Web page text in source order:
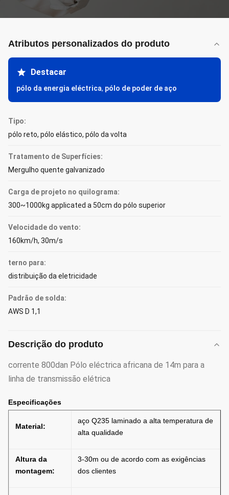
Atributos personalizados do produto
Destacar
pólo da energia eléctrica, pólo de poder de aço
Tipo:
pólo reto, pólo elástico, pólo da volta
Tratamento de Superfícies:
Mergulho quente galvanizado
Carga de projeto no quilograma:
300~1000kg applicated a 50cm do pólo superior
Velocidade do vento:
160km/h, 30m/s
terno para:
distribuição da eletricidade
Padrão de solda:
AWS D 1,1
Descrição do produto
corrente 800dan Pólo eléctrica africana de 14m para a
linha de transmissão elétrica
Especificações
Material:
aço Q235 laminado a alta temperatura de
alta qualidade
Altura da
montagem:
3-30m ou de acordo com as exigências
dos clientes